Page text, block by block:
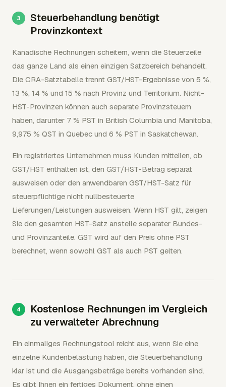
Steuerbehandlung benötigt
Provinzkontext
Kanadische Rechnungen scheitern, wenn die Steuerzeile
das ganze Land als einen einzigen Satzbereich behandelt.
Die CRA-Satztabelle trennt GST/HST-Ergebnisse von 5 %,
13 %, 14 % und 15 % nach Provinz und Territorium. Nicht-
HST-Provinzen können auch separate Provinzsteuern
haben, darunter 7 % PST in British Columbia und Manitoba,
9,975 % QST in Quebec und 6 % PST in Saskatchewan.
Ein registriertes Unternehmen muss Kunden mitteilen, ob
GST/HST enthalten ist, den GST/HST-Betrag separat
ausweisen oder den anwendbaren GST/HST-Satz für
steuerpflichtige nicht nullbesteuerte
Lieferungen/Leistungen ausweisen. Wenn HST gilt, zeigen
Sie den gesamten HST-Satz anstelle separater Bundes-
und Provinzanteile. GST wird auf den Preis ohne PST
berechnet, wenn sowohl GST als auch PST gelten.
Kostenlose Rechnungen im Vergleich
zu verwalteter Abrechnung
Ein einmaliges Rechnungstool reicht aus, wenn Sie eine
einzelne Kundenbelastung haben, die Steuerbehandlung
klar ist und die Ausgangsbeträge bereits vorhanden sind.
Es gibt Ihnen ein fertiges Dokument, ohne einen